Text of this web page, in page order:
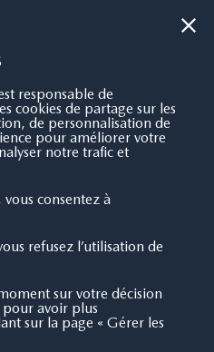
responsable de
cookies de partage sur les
de personnalisation de
pour améliorer votre
notre trafic et
consentez à
refusez l’utilisation de
sur votre décision
avoir plus
sur la page « Gérer les